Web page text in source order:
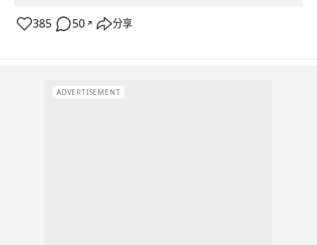
385 50 ↗ 分享
ADVERTISEMENT